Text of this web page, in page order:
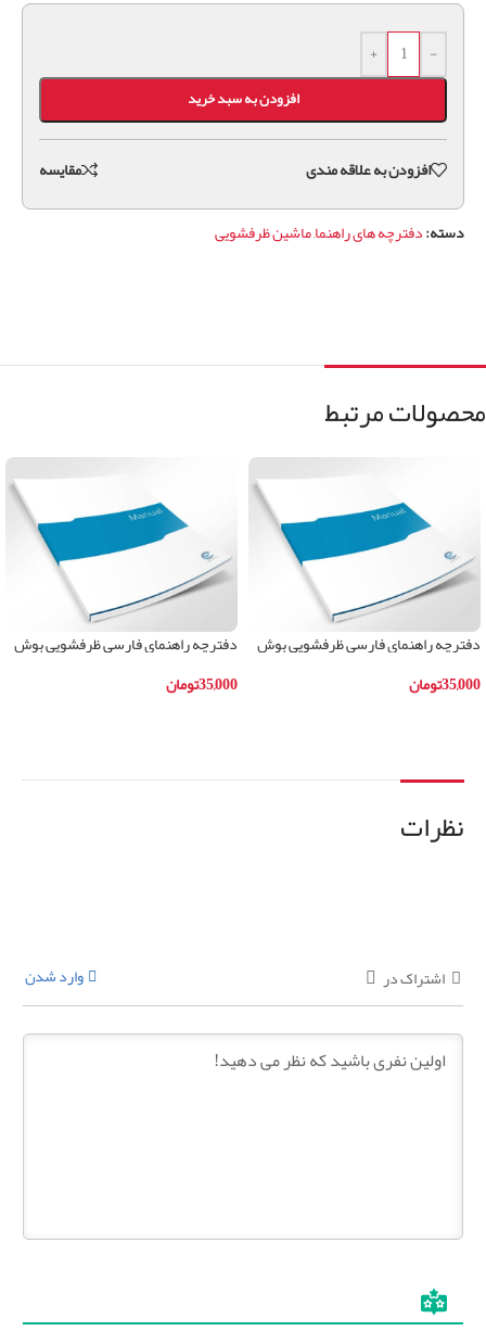
-
+
افزودن به سبد خرید
افزودن به علاقه مندی مقايسه
دسته:دفترچه های راهنما,ماشین ظرفشویی
محصولات مرتبط
دفترچه راهنمای فارسی ظرفشویی بوش
35,000تومان
دفترچه راهنمای فارسی ظرفشویی بوش
35,000تومان
نظرات
اشتراک در وارد شدن